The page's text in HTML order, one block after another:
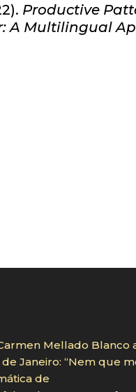
Productive
A Multilingual
Mellado Blanco
Janeiro: “Nem que
de